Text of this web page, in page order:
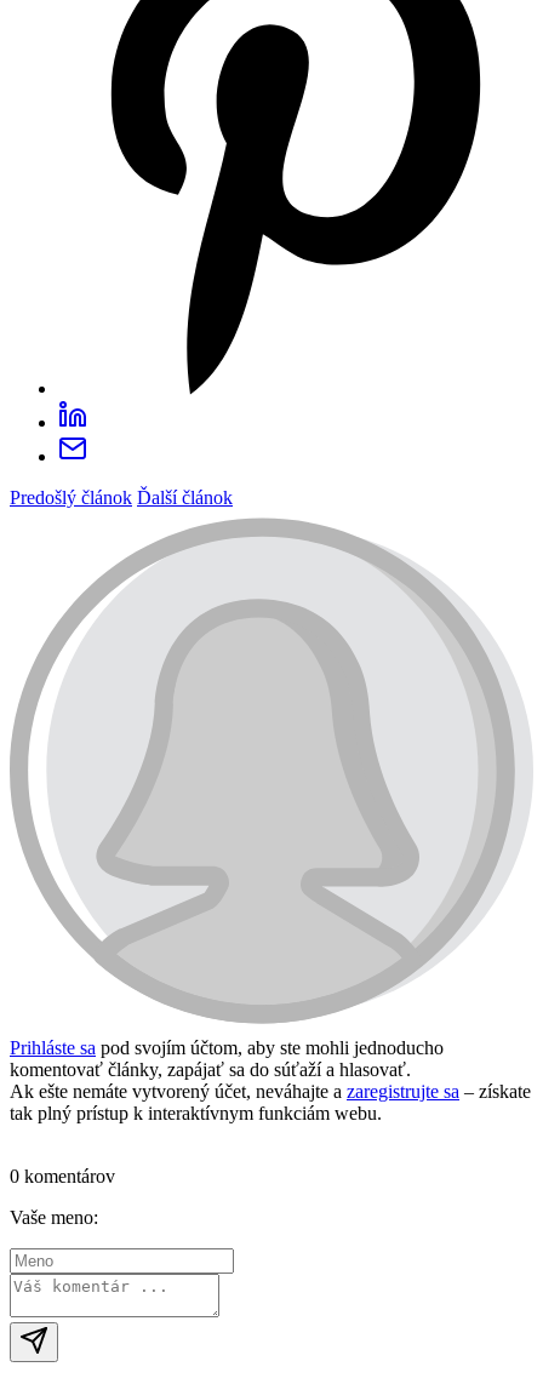
Predošlý článok Ďalší článok
Prihláste sa pod svojím účtom, aby ste mohli jednoducho
komentovať články, zapájať sa do súťaží a hlasovať.
Ak ešte nemáte vytvorený účet, neváhajte a zaregistrujte sa – získate
tak plný prístup k interaktívnym funkciám webu.
0 komentárov
Vaše meno: